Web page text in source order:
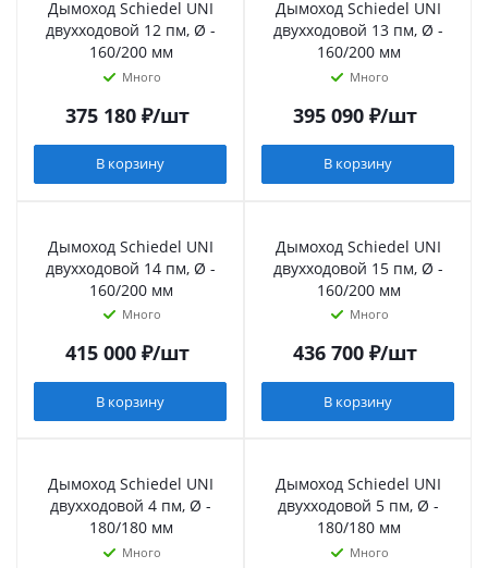
Дымоход Schiedel UNI
двухходовой 12 пм, Ø -
160/200 мм
Много
375 180₽/шт
В корзину
Дымоход Schiedel UNI
двухходовой 13 пм, Ø -
160/200 мм
Много
395 090₽/шт
В корзину
Дымоход Schiedel UNI
двухходовой 14 пм, Ø -
160/200 мм
Много
415 000₽/шт
В корзину
Дымоход Schiedel UNI
двухходовой 15 пм, Ø -
160/200 мм
Много
436 700₽/шт
В корзину
Дымоход Schiedel UNI
двухходовой 4 пм, Ø -
180/180 мм
Много
Дымоход Schiedel UNI
двухходовой 5 пм, Ø -
180/180 мм
Много